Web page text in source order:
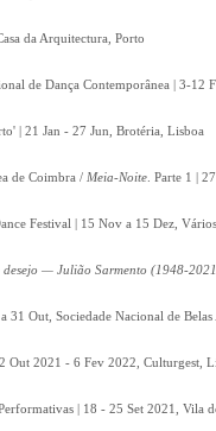
da Arquitectura, Porto
de Dança Contemporânea | 3-12
| 21 Jan - 27 Jun, Brotéria, Lisboa
de Coimbra / Meia-Noite . Parte 1 |
Festival | 15 Nov a 15 Dez,
desejo — Julião Sarmento (1948-
31 Out, Sociedade Nacional de
2 Out 2021 - 6 Fev 2022, Culturgest,
| 18 - 25 Set 2021, Vila